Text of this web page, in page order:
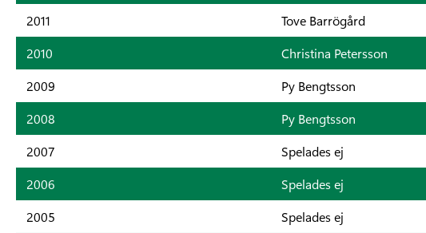
2011
Tove Barrögård
2010
Christina Petersson
2009
Py Bengtsson
2008
Py Bengtsson
2007
Spelades ej
2006
Spelades ej
2005
Spelades ej